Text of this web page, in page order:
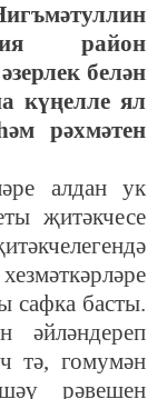
район
белән
күңелле ял
рәхмәтен
алдан ук
җитәкчесе
сафка басты.
әйләндереп
тә, гомумән
рәвешен